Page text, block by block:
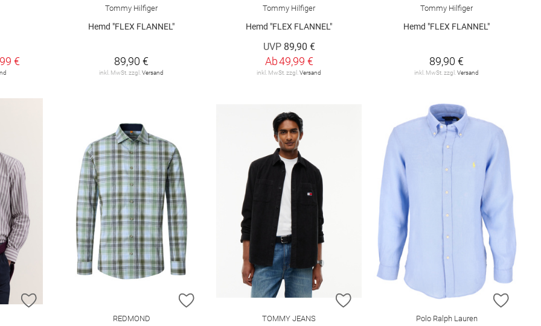
€
Tommy Hilfiger
Hemd "FLEX FLANNEL"
89,90 €
inkl. MwSt. zzgl.Versand
Tommy Hilfiger
Hemd "FLEX FLANNEL"
UVP 89,90 €
Ab49,99 €
inkl. MwSt. zzgl.Versand
Tommy Hilfiger
Hemd "FLEX FLANNEL"
89,90 €
inkl. MwSt. zzgl.Versand
ZUR WUNSCHLISTE HINZUFÜGEN ZUR WUNSCHLISTE HINZUFÜGEN
REDMOND
ZUR WUNSCHLISTE HINZUFÜGEN
TOMMY JEANS
ZUR
Polo Ralph Lauren